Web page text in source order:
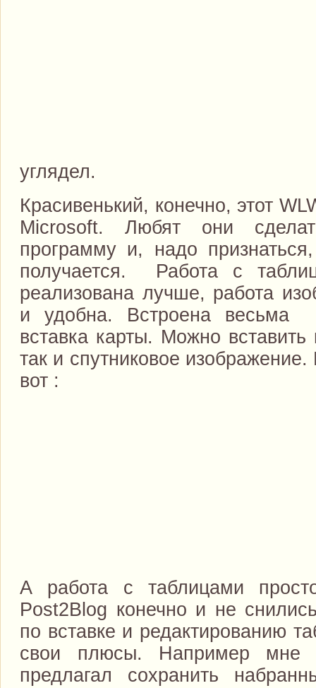
углядел.
Красивенький, конечно, этот
Microsoft. Любят они
программу и, надо
получается. Работа с
реализована лучше, работа
и удобна. Встроена весьма
вставка карты. Можно
так и спутниковое изображение.
вот :
А работа с таблицами
Post2Blog конечно и не
по вставке и редактированию
свои плюсы. Например мне
предлагал сохранить